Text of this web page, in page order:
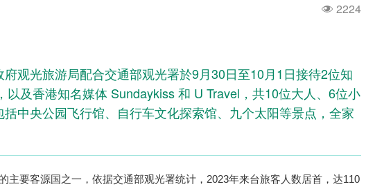
2224
观光旅游局配合交通部观光署於9月30日至10月1日接待2位知
以及香港知名媒体 Sundaykiss 和 U Travel，共10位大人、6位小
中央公园飞行馆、自行车文化探索馆、九个太阳等景点，全家
主要客源国之一，依据交通部观光署统计，2023年来台旅客人数居首，达110